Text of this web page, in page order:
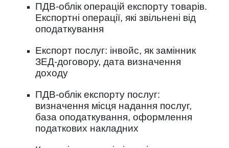
ПДВ-облік операцій експорту товарів.
Експортні операції, які звільнені від
оподаткування
Експорт послуг: інвойс, як замінник
ЗЕД-договору, дата визначення
доходу
ПДВ-облік експорту послуг:
визначення місця надання послуг,
база оподаткування, оформлення
податкових накладних